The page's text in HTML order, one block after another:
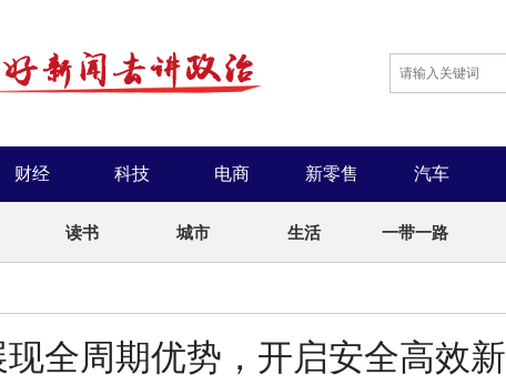
财经 科技 电商 新零售 汽车
读书 城市 生活 一带一路
全周期优势，开启安全高效新